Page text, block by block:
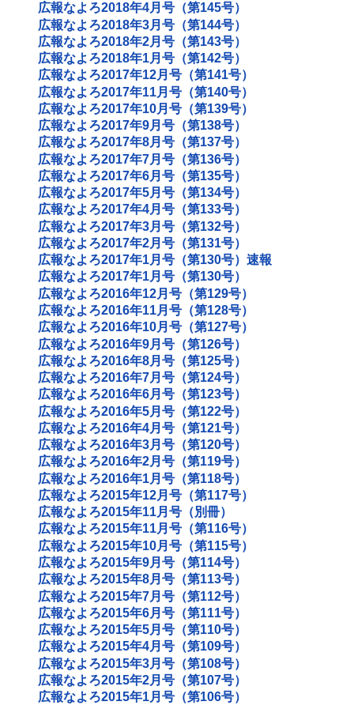
広報なよろ2018年4月号（第145号）
広報なよろ2018年3月号（第144号）
広報なよろ2018年2月号（第143号）
広報なよろ2018年1月号（第142号）
広報なよろ2017年12月号（第141号）
広報なよろ2017年11月号（第140号）
広報なよろ2017年10月号（第139号）
広報なよろ2017年9月号（第138号）
広報なよろ2017年8月号（第137号）
広報なよろ2017年7月号（第136号）
広報なよろ2017年6月号（第135号）
広報なよろ2017年5月号（第134号）
広報なよろ2017年4月号（第133号）
広報なよろ2017年3月号（第132号）
広報なよろ2017年2月号（第131号）
広報なよろ2017年1月号（第130号）速報
広報なよろ2017年1月号（第130号）
広報なよろ2016年12月号（第129号）
広報なよろ2016年11月号（第128号）
広報なよろ2016年10月号（第127号）
広報なよろ2016年9月号（第126号）
広報なよろ2016年8月号（第125号）
広報なよろ2016年7月号（第124号）
広報なよろ2016年6月号（第123号）
広報なよろ2016年5月号（第122号）
広報なよろ2016年4月号（第121号）
広報なよろ2016年3月号（第120号）
広報なよろ2016年2月号（第119号）
広報なよろ2016年1月号（第118号）
広報なよろ2015年12月号（第117号）
広報なよろ2015年11月号（別冊）
広報なよろ2015年11月号（第116号）
広報なよろ2015年10月号（第115号）
広報なよろ2015年9月号（第114号）
広報なよろ2015年8月号（第113号）
広報なよろ2015年7月号（第112号）
広報なよろ2015年6月号（第111号）
広報なよろ2015年5月号（第110号）
広報なよろ2015年4月号（第109号）
広報なよろ2015年3月号（第108号）
広報なよろ2015年2月号（第107号）
広報なよろ2015年1月号（第106号）